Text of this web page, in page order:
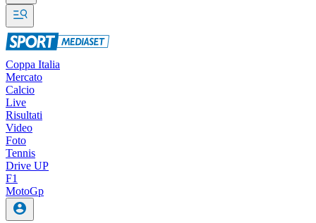
Coppa Italia
Mercato
Calcio
Live
Risultati
Video
Foto
Tennis
Drive UP
F1
MotoGp